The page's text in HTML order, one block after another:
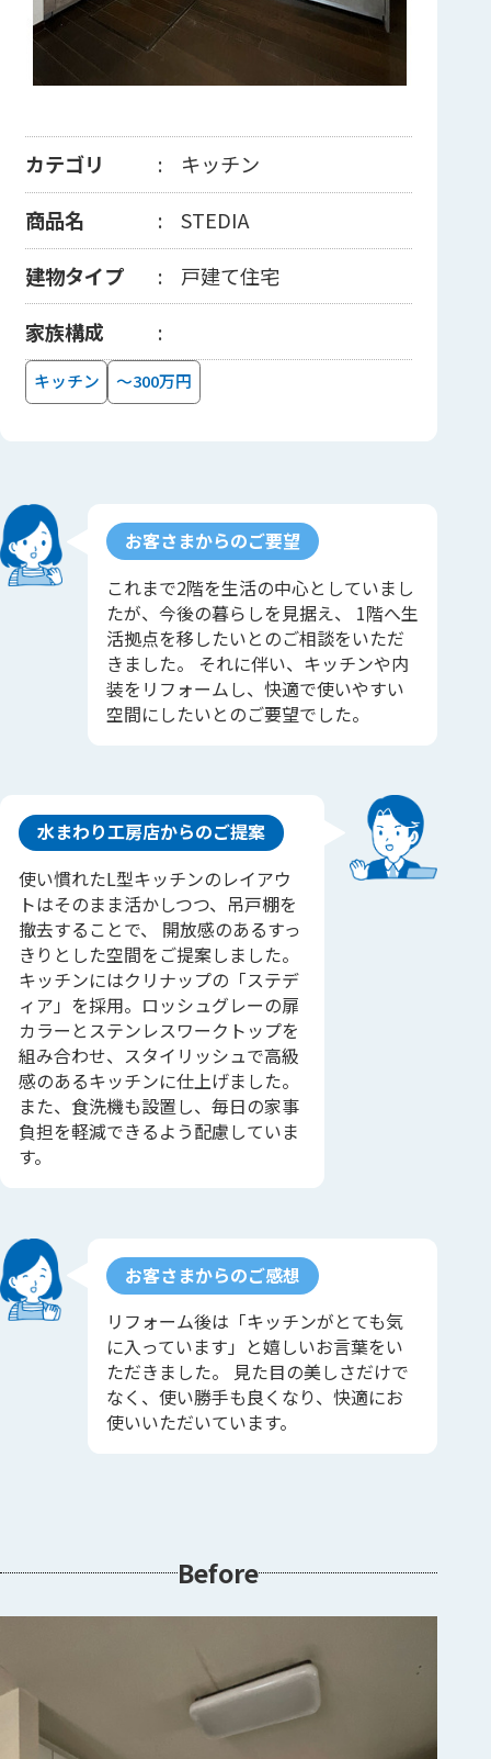
カテゴリ
キッチン
商品名
STEDIA
建物タイプ
戸建て住宅
家族構成
キッチン ～300万円
お客さまからのご要望
これまで2階を生活の中心としていまし
たが、今後の暮らしを見据え、 1階へ生
活拠点を移したいとのご相談をいただ
きました。 それに伴い、キッチンや内
装をリフォームし、快適で使いやすい
空間にしたいとのご要望でした。
水まわり工房店からのご提案
使い慣れたL型キッチンのレイアウ
トはそのまま活かしつつ、吊戸棚を
撤去することで、 開放感のあるすっ
きりとした空間をご提案しました。
キッチンにはクリナップの「ステデ
ィア」を採用。ロッシュグレーの扉
カラーとステンレスワークトップを
組み合わせ、スタイリッシュで高級
感のあるキッチンに仕上げました。
また、食洗機も設置し、毎日の家事
負担を軽減できるよう配慮していま
す。
お客さまからのご感想
リフォーム後は「キッチンがとても気
に入っています」と嬉しいお言葉をい
ただきました。 見た目の美しさだけで
なく、使い勝手も良くなり、快適にお
使いいただいています。
Before